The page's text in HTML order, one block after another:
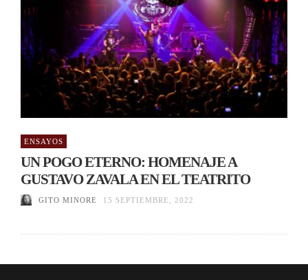
ENSAYOS
UN POGO ETERNO: HOMENAJE A
GUSTAVO ZAVALA EN EL TEATRITO
GITO MINORE 15 SEPTIEMBRE, 2022